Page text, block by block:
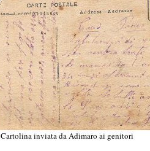
Cartolina inviata da Adimaro ai genitori